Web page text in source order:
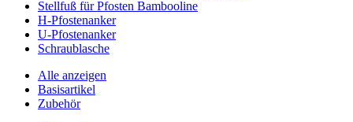
Stellfuß für Pfosten Bambooline
H-Pfostenanker
U-Pfostenanker
Schraublasche
Alle anzeigen
Basisartikel
Zubehör